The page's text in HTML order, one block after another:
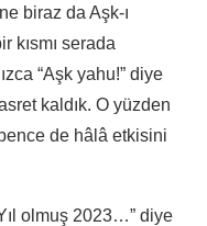
biraz da Aşk-ı
kısmı serada
“Aşk yahu!” diye
kaldık. O yüzden
de hâlâ etkisini
olmuş 2023…” diye